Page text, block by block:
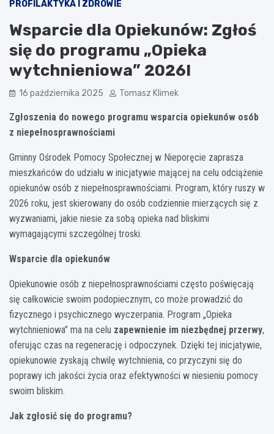
PROFILAKTYKA I ZDROWIE
Wsparcie dla Opiekunów: Zgłoś
się do programu „Opieka
wytchnieniowa” 2026!
16 października 2025 Tomasz Klimek
Zgłoszenia do nowego programu wsparcia opiekunów osób
z niepełnosprawnościami
Gminny Ośrodek Pomocy Społecznej w Nieporęcie zaprasza
mieszkańców do udziału w inicjatywie mającej na celu odciążenie
opiekunów osób z niepełnosprawnościami. Program, który ruszy w
2026 roku, jest skierowany do osób codziennie mierzących się z
wyzwaniami, jakie niesie za sobą opieka nad bliskimi
wymagającymi szczególnej troski.
Wsparcie dla opiekunów
Opiekunowie osób z niepełnosprawnościami często poświęcają
się całkowicie swoim podopiecznym, co może prowadzić do
fizycznego i psychicznego wyczerpania. Program „Opieka
wytchnieniowa” ma na celu zapewnienie im niezbędnej przerwy,
oferując czas na regenerację i odpoczynek. Dzięki tej inicjatywie,
opiekunowie zyskają chwilę wytchnienia, co przyczyni się do
poprawy ich jakości życia oraz efektywności w niesieniu pomocy
swoim bliskim.
Jak zgłosić się do programu?